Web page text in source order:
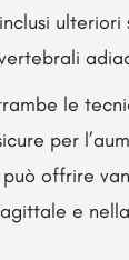
ulteriori
le
per
offrire
e